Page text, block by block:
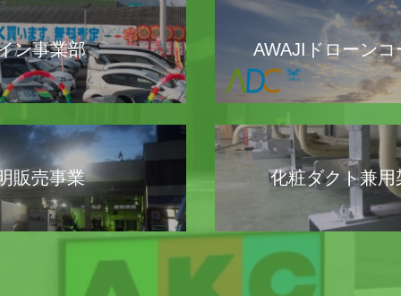
ン事業部 AWAJIドローン
販売事業 化粧ダクト兼